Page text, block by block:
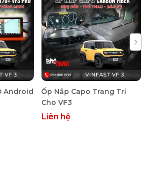
camera hành trình
Android
Ốp Nắp Capo Trang Trí
Cho VF3
Liên hệ